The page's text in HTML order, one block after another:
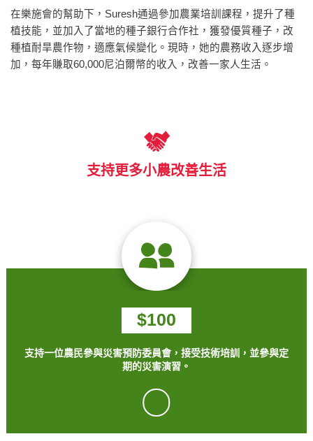
在樂施會的幫助下，Suresh通過參加農業培訓課程，提升了種
植技能，並加入了當地的種子銀行合作社，獲發優質種子，改
種植耐旱農作物，適應氣候變化。現時，她的農務收入逐步增
加，每年賺取60,000尼泊爾幣的收入，改善一家人生活。
支持更多小農改善生活
$100
支持一位農民參與災害預防委員會，接受技術培訓，並參與定
期的災害演習。
tick